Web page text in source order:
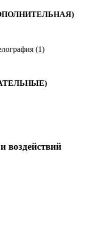
(1)
воздействий